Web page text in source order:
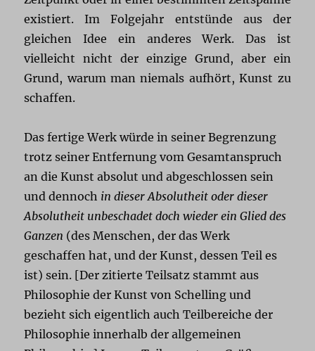
existiert. Im Folgejahr entstünde aus der
gleichen Idee ein anderes Werk. Das ist
vielleicht nicht der einzige Grund, aber ein
Grund, warum man niemals aufhört, Kunst zu
schaffen.
Das fertige Werk würde in seiner Begrenzung
trotz seiner Entfernung vom Gesamtanspruch
an die Kunst absolut und abgeschlossen sein
und dennoch in dieser Absolutheit oder dieser
Absolutheit unbeschadet doch wieder ein Glied des
Ganzen (des Menschen, der das Werk
geschaffen hat, und der Kunst, dessen Teil es
ist) sein. [Der zitierte Teilsatz stammt aus
Philosophie der Kunst von Schelling und
bezieht sich eigentlich auch Teilbereiche der
Philosophie innerhalb der allgemeinen